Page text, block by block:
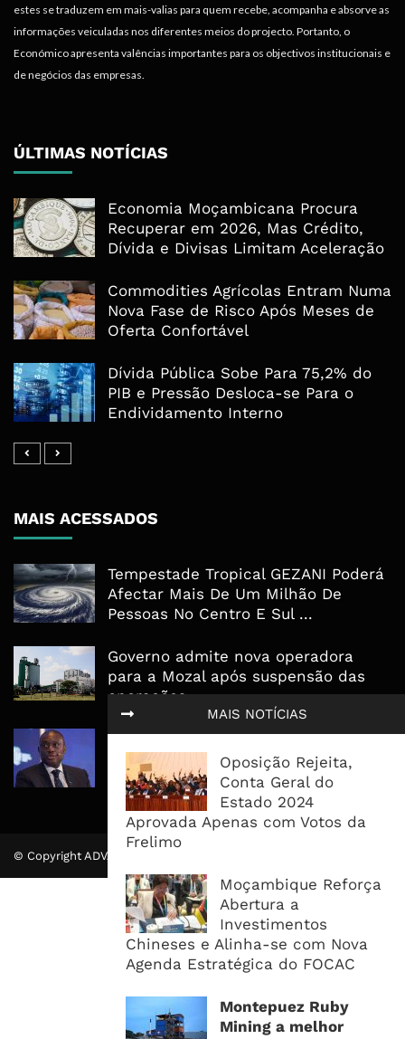
MAIS NOTÍCIAS
Oposição Rejeita,
Conta Geral do
Estado 2024
Aprovada Apenas com Votos da
Frelimo
Moçambique Reforça
Abertura a
Investimentos
Chineses e Alinha-se com Nova
Agenda Estratégica do FOCAC
Montepuez Ruby
Mining a melhor
estes se traduzem em mais-valias para quem recebe, acompanha e absorve as
informações veiculadas nos diferentes meios do projecto. Portanto, o
Económico apresenta valências importantes para os objectivos institucionais e
de negócios das empresas.
ÚLTIMAS NOTÍCIAS
Economia Moçambicana Procura
Recuperar em 2026, Mas Crédito,
Dívida e Divisas Limitam Aceleração
Commodities Agrícolas Entram Numa
Nova Fase de Risco Após Meses de
Oferta Confortável
Dívida Pública Sobe Para 75,2% do
PIB e Pressão Desloca-se Para o
Endividamento Interno
MAIS ACESSADOS
Tempestade Tropical GEZANI Poderá
Afectar Mais De Um Milhão De
Pessoas No Centro E Sul ...
Governo admite nova operadora
para a Mozal após suspensão das
operações
CEO do Standard Bank pede ao
Governo que “saia do caminho” e
facilite os negócios
© Copyright ADVALUE. Todos Direitos Reservados.